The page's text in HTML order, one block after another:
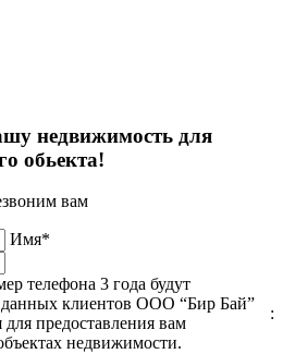
недвижимость для
обьекта!
вам
Имя*
телефона 3 года будут
данных клиентов ООО “Бир Бай”
для предоставления вам
недвижимости.
: